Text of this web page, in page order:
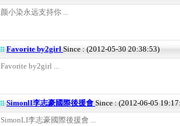
颜小染永远支持你 ...
Favorite by2girl Since : (2012-05-30 20:38:53)
Favorite by2girl ...
SimonlI李志豪國際後援會 Since : (2012-06-05
SimonLI李志豪國際後援會 ...